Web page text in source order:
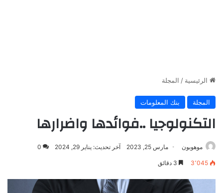
الرئيسية / المجلة
المجلة بنك المعلومات
التكنولوجيا ..فوائدها واضرارها
موهوبون مارس 25, 2023 آخر تحديث: يناير 29, 2024 0
3٬045